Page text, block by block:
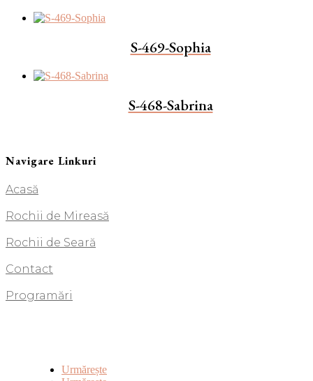
S-469-Sophia
S-468-Sabrina
Navigare Linkuri
Acasă
Rochii de Mireasă
Rochii de Seară
Contact
Programări
Urmărește